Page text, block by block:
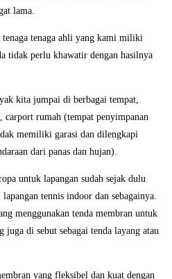
lama.
tenaga tenaga ahli yang kami miliki
tidak perlu khawatir dengan hasilnya
kita jumpai di berbagai tempat,
carport rumah (tempat penyimpanan
memiliki garasi dan dilengkapi
dari panas dan hujan).
untuk lapangan sudah sejak dulu
tennis indoor dan sebagainya.
menggunakan tenda membran untuk
juga di sebut sebagai tenda layang atau
yang fleksibel dan kuat dengan